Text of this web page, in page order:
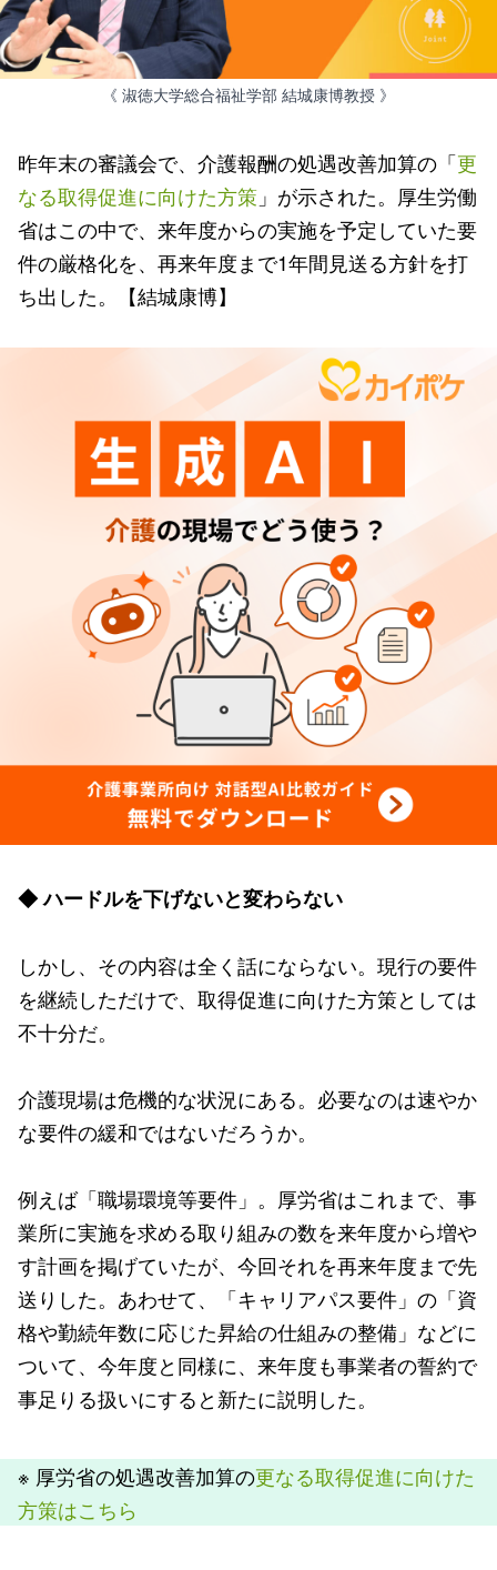
《 淑徳大学総合福祉学部 結城康博教授 》
昨年末の審議会で、介護報酬の処遇改善加算の「更
なる取得促進に向けた方策 」が示された。厚生労働
省はこの中で、来年度からの実施を予定していた要
件の厳格化を、再来年度まで1年間見送る方針を打
ち出した。【結城康博】
◆ ハードルを下げないと変わらない
しかし、その内容は全く話にならない。現行の要件
を継続しただけで、取得促進に向けた方策としては
不十分だ。
介護現場は危機的な状況にある。必要なのは速やか
な要件の緩和ではないだろうか。
例えば「職場環境等要件」。厚労省はこれまで、事
業所に実施を求める取り組みの数を来年度から増や
す計画を掲げていたが、今回それを再来年度まで先
送りした。あわせて、「キャリアパス要件」の「資
格や勤続年数に応じた昇給の仕組みの整備」などに
ついて、今年度と同様に、来年度も事業者の誓約で
事足りる扱いにすると新たに説明した。
※ 厚労省の処遇改善加算の更なる取得促進に向けた
方策はこちら